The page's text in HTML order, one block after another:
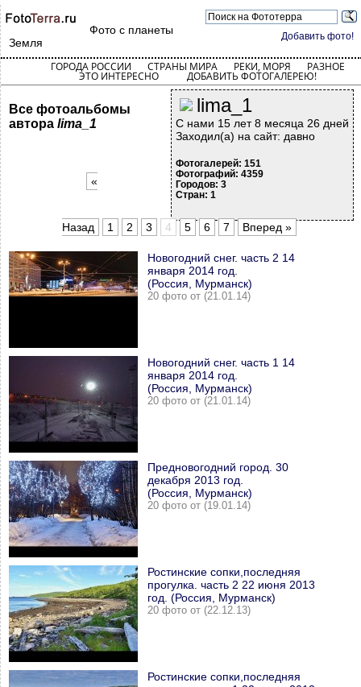
Добавить фото!
Фото с планеты
Земля
ГОРОДА РОССИИ СТРАНЫ МИРА РЕКИ, МОРЯ РАЗНОЕ
ЭТО ИНТЕРЕСНО ДОБАВИТЬ ФОТОГАЛЕРЕЮ!
lima_1
С нами 15 лет 8 месяца 26 дней
Заходил(а) на сайт: давно
Фотогалерей: 151
Фотографий: 4359
Городов: 3
Стран: 1
Все фотоальбомы
автора lima_1
«
Назад 1 2 3 4 5 6 7 Вперед »
Новогодний снег. часть 2 14
января 2014 год.
(Россия, Мурманск)
20 фото от (21.01.14)
Новогодний снег. часть 1 14
января 2014 год.
(Россия, Мурманск)
20 фото от (21.01.14)
Предновогодний город. 30
декабря 2013 год.
(Россия, Мурманск)
20 фото от (19.01.14)
Ростинские сопки,последняя
прогулка. часть 2 22 июня 2013
год. (Россия, Мурманск)
20 фото от (22.12.13)
Ростинские сопки,последняя